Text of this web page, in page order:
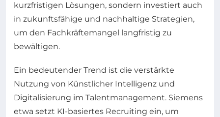
kurzfristigen Lösungen, sondern investiert auch
in zukunftsfähige und nachhaltige Strategien,
um den Fachkräftemangel langfristig zu
bewältigen.
Ein bedeutender Trend ist die verstärkte
Nutzung von Künstlicher Intelligenz und
Digitalisierung im Talentmanagement. Siemens
etwa setzt KI-basiertes Recruiting ein, um